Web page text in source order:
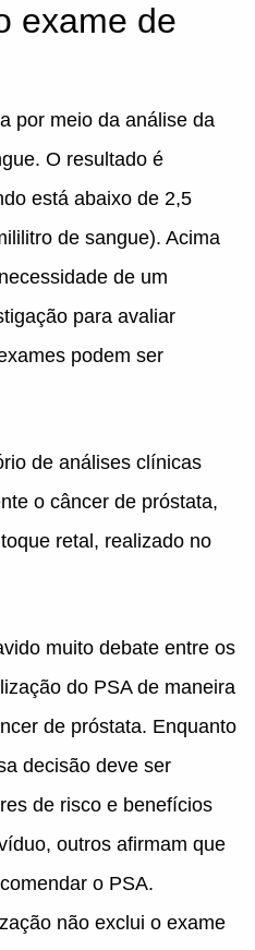
exame de
por meio da análise da
O resultado é
está abaixo de 2,5
de sangue). Acima
de um
para avaliar
podem ser
de análises clínicas
o câncer de próstata,
retal, realizado no
muito debate entre os
do PSA de maneira
de próstata. Enquanto
decisão deve ser
de risco e benefícios
outros afirmam que
o PSA.
não exclui o exame